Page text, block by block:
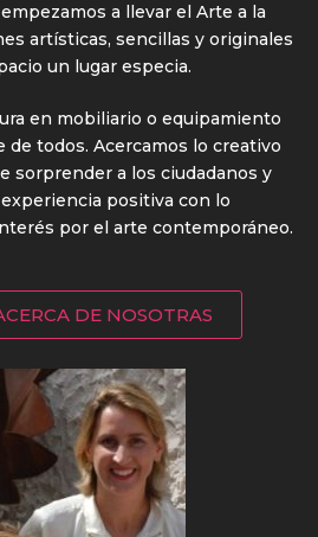
a llevar el Arte a la
artísticas, sencillas y originales
un lugar especia.
en mobiliario o equipamiento
de todos. Acercamos lo creativo
sorprender a los ciudadanos y
positiva con lo
por el arte contemporáneo.
DE NOSOTRAS